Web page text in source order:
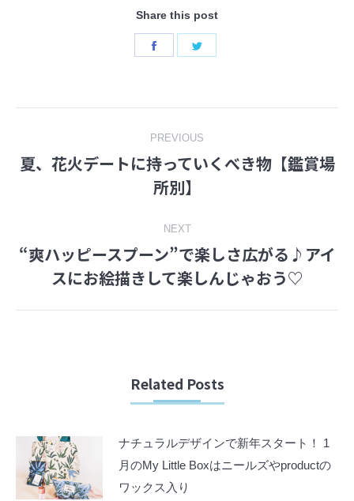
Share this post
Share
navigation
PREVIOUS
Previous
post:
夏、花火デートに持っていくべき物【鑑賞場
所別】
NEXT
Next
post:
“爽ハッピースプーン”で楽しさ広がる♪アイ
スにお絵描きして楽しんじゃおう♡
Related Posts
ナチュラルデザインで新年スタート！ 1
月のMy Little Boxはニールズやproductの
ワックス入り